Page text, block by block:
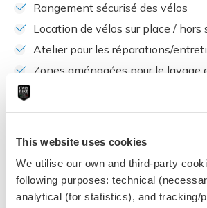
This website uses cookies
We utilise our own and third-party
following purposes: technical
analytical (for statistics), and tracking/
Rangement sécurisé des vélos
Location de vélos sur place / hors
Atelier pour les réparations/
Zones aménagées pour le lavage
Hotel
Dégustation de produits locaux
randonnées